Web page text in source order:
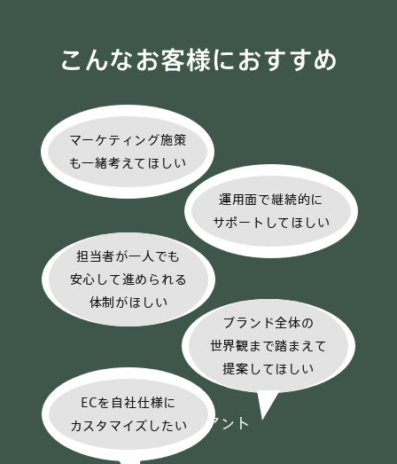
こんなお客様におすすめ
ECを自社仕様に
カスタマイズしたい
ブランド全体の
世界観まで踏まえて
提案してほしい
マーケティング施策
も一緒考えてほしい
運用面で継続的に
サポートしてほしい
担当者が一人でも
安心して進められる
体制がほしい